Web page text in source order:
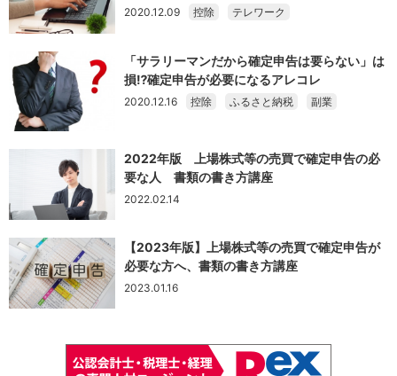
2020.12.09 控除 テレワーク
「サラリーマンだから確定申告は要らない」は
損⁉確定申告が必要になるアレコレ
2020.12.16 控除 ふるさと納税 副業
2022年版 上場株式等の売買で確定申告の必
要な人 書類の書き方講座
2022.02.14
【2023年版】上場株式等の売買で確定申告が
必要な方へ、書類の書き方講座
2023.01.16